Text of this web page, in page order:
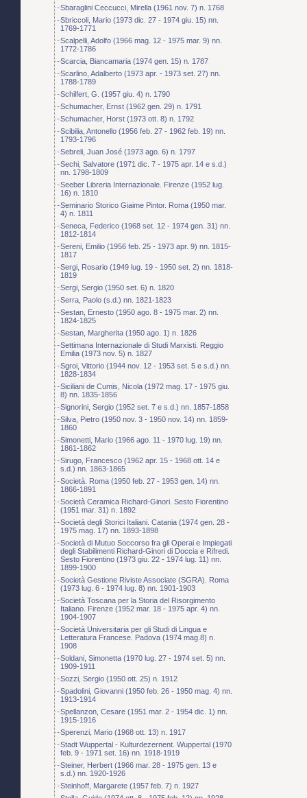
Sbaraglini Ceccucci, Mirella (1961 nov. 7) n. 1768
Sbriccoli, Mario (1973 dic. 27 - 1974 giu. 15) nn.
1769-1771
Scalpelli, Adolfo (1966 mag. 12 - 1975 mar. 9) nn.
1772-1786
Scarcia, Biancamaria (1974 gen. 15) n. 1787
Scarlino, Adalberto (1973 apr. - 1973 set. 27) nn.
1788-1789
Schilfert, G. (1957 giu. 4) n. 1790
Schumacher, Ernst (1962 gen. 29) n. 1791
Schumacher, Horst (1973 ott. 8) n. 1792
Scibilia, Antonello (1956 feb. 27 - 1962 feb. 19) nn.
1793-1796
Sebreli, Juan José (1973 ago. 6) n. 1797
Sechi, Salvatore (1971 dic. 7 - 1975 apr. 14 e s.d.)
nn. 1798-1809
Seeber Libreria Internazionale. Firenze (1952 lug.
16) n. 1810
Seminario Storico Giaime Pintor. Roma (1950 mar.
4) n. 1811
Seneca, Federico (1968 set. 12 - 1974 gen. 31) nn.
1812-1814
Sereni, Emilio (1956 feb. 25 - 1973 apr. 9) nn. 1815-
1817
Sergi, Rosario (1949 lug. 19 - 1950 set. 2) nn. 1818-
1819
Sergi, Sergio (1950 set. 6) n. 1820
Serra, Paolo (s.d.) nn. 1821-1823
Sestan, Ernesto (1950 ago. 8 - 1975 mar. 2) nn.
1824-1825
Sestan, Margherita (1950 ago. 1) n. 1826
Settimana Internazionale di Studi Marxisti. Reggio
Emilia (1973 nov. 5) n. 1827
Sgroi, Vittorio (1944 nov. 12 - 1953 set. 5 e s.d.) nn.
1828-1834
Siciliani de Cumis, Nicola (1972 mag. 17 - 1975 giu.
8) nn. 1835-1856
Signorini, Sergio (1952 set. 7 e s.d.) nn. 1857-1858
Silva, Pietro (1950 nov. 3 - 1950 nov. 14) nn. 1859-
1860
Simonetti, Mario (1966 ago. 11 - 1970 lug. 19) nn.
1861-1862
Sirugo, Francesco (1962 apr. 15 - 1968 ott. 14 e
s.d.) nn. 1863-1865
Società. Roma (1950 feb. 27 - 1953 gen. 14) nn.
1866-1891
Società Ceramica Richard-Ginori. Sesto Fiorentino
(1951 mar. 31) n. 1892
Società degli Storici Italiani. Catania (1974 gen. 28 -
1975 mag. 17) nn. 1893-1898
Società di Mutuo Soccorso fra gli Operai e Impiegati
degli Stabilimenti Richard-Ginori di Doccia e Rifredi.
Sesto Fiorentino (1973 giu. 22 - 1974 lug. 11) nn.
1899-1900
Società Gestione Riviste Associate (SGRA). Roma
(1973 lug. 6 - 1974 lug. 8) nn. 1901-1903
Società Toscana per la Storia del Risorgimento
Italiano. Firenze (1952 mar. 18 - 1975 apr. 4) nn.
1904-1907
Società Universitaria per gli Studi di Lingua e
Letteratura Francese. Padova (1974 mag.8) n.
1908
Soldani, Simonetta (1970 lug. 27 - 1974 set. 5) nn.
1909-1911
Sozzi, Sergio (1950 ott. 25) n. 1912
Spadolini, Giovanni (1950 feb. 26 - 1950 mag. 4) nn.
1913-1914
Spellanzon, Cesare (1951 mar. 2 - 1954 dic. 1) nn.
1915-1916
Sperenzi, Mario (1968 ott. 13) n. 1917
Stadt Wuppertal - Kulturdezernent. Wuppertal (1970
feb. 9 - 1971 set. 16) nn. 1918-1919
Steiner, Herbert (1966 mar. 28 - 1975 gen. 13 e
s.d.) nn. 1920-1926
Steinhoff, Margarete (1957 feb. 7) n. 1927